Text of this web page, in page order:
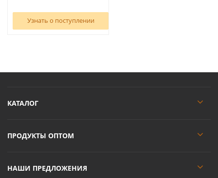
Узнать о поступлении
КАТАЛОГ
ПРОДУКТЫ ОПТОМ
НАШИ ПРЕДЛОЖЕНИЯ